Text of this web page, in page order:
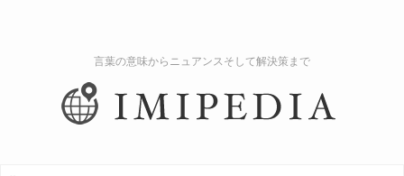
言葉の意味からニュアンスそして解決策まで